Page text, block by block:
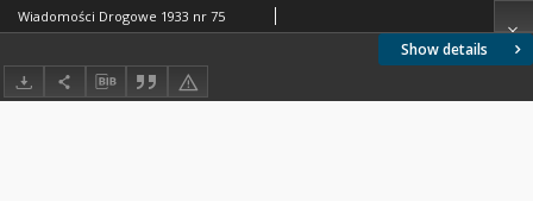
Show details
Wiadomości Drogowe 1933 nr 75